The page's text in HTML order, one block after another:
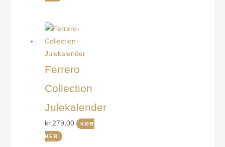
Ferrero
Collection
Julekalender
kr.279,00 KØB
HER